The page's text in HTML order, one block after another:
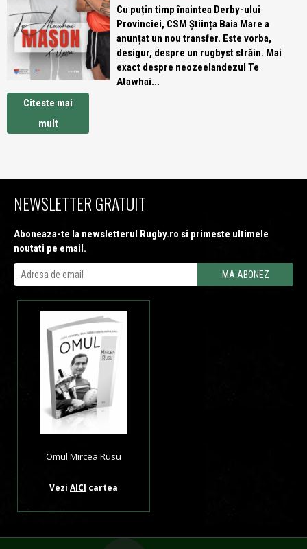
Cu puțin timp înaintea Derby-ului
Provinciei, CSM Știința Baia Mare a
anunțat un nou transfer. Este vorba,
desigur, despre un rugbyst străin. Mai
exact despre neozeelandezul Te
Atawhai...
Citeste mai
mult
NEWSLETTER GRATUIT
Aboneaza-te la newsletterul Rugby.ro si primeste ultimele
noutati pe email.
Omul Mircea Rusu
Vezi AICI cartea